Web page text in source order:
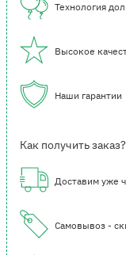
Технология
Высокое
Наши гарантии
Как получить заказ?
Доставим уже
Самовывоз -